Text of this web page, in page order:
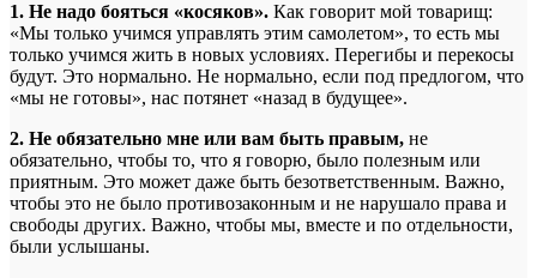
1. Не надо бояться «косяков». Как говорит мой товарищ:
«Мы только учимся управлять этим самолетом», то есть мы
только учимся жить в новых условиях. Перегибы и перекосы
будут. Это нормально. Не нормально, если под предлогом, что
«мы не готовы», нас потянет «назад в будущее».
2. Не обязательно мне или вам быть правым, не
обязательно, чтобы то, что я говорю, было полезным или
приятным. Это может даже быть безответственным. Важно,
чтобы это не было противозаконным и не нарушало права и
свободы других. Важно, чтобы мы, вместе и по отдельности,
были услышаны.